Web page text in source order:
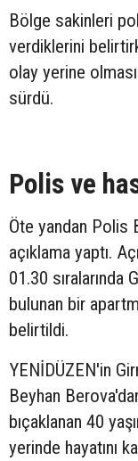
Bölge sakinleri
verdiklerini
olay yerine
sürdü.
Polis ve
Öte yandan Polis
açıklama yaptı.
01.30 sıralarında
bulunan bir
belirtildi.
YENİDÜZEN'in
Beyhan
bıçaklanan 40
yerinde hayatını